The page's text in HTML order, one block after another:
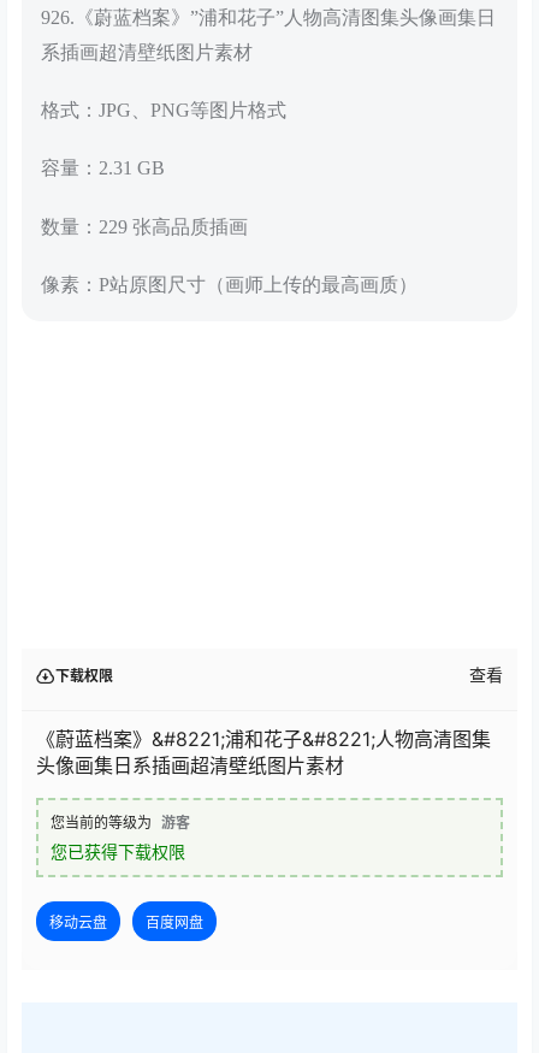
926.《蔚蓝档案》”浦和花子”人物高清图集头像画集日
系插画超清壁纸图片素材
格式：JPG、PNG等图片格式
容量：2.31 GB
数量：229 张高品质插画
像素：P站原图尺寸（画师上传的最高画质）
下载权限 查看
《蔚蓝档案》&#8221;浦和花子&#8221;人物高清图集
头像画集日系插画超清壁纸图片素材
您当前的等级为 游客
您已获得下载权限
移动云盘 百度网盘